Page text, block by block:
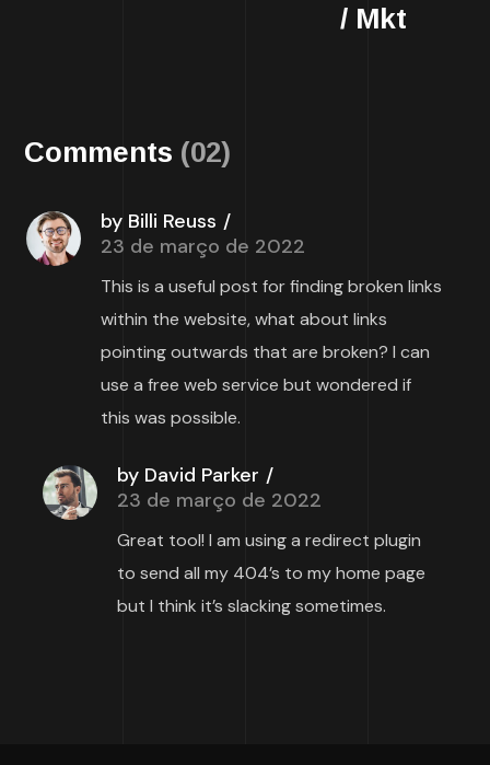
/ Mkt
Comments (02)
by Billi Reuss
23 de março de 2022
This is a useful post for finding broken links
within the website, what about links
pointing outwards that are broken? I can
use a free web service but wondered if
this was possible.
by David Parker
23 de março de 2022
Great tool! I am using a redirect plugin
to send all my 404’s to my home page
but I think it’s slacking sometimes.